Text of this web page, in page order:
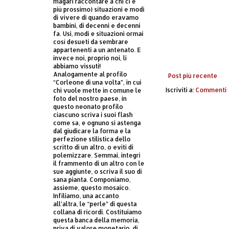
Post più recente
Iscriviti a:
più prossimo) situazioni e modi
di vivere di quando eravamo
bambini, di decenni e decenni
fa. Usi, modi e situazioni ormai
così desueti da sembrare
appartenenti a un antenato. E
invece noi, proprio noi, li
abbiamo vissuti!
Analogamente al profilo
“Corleone di una volta”, in cui
chi vuole mette in comune le
foto del nostro paese, in
questo neonato profilo
ciascuno scriva i suoi flash
come sa, e ognuno si astenga
dal giudicare la forma e la
perfezione stilistica dello
scritto di un altro, o eviti di
polemizzare. Semmai, integri
il frammento di un altro con le
sue aggiunte, o scriva il suo di
sana pianta. Componiamo,
assieme, questo mosaico.
Infiliamo, una accanto
all’altra, le “perle” di questa
collana di ricordi. Costituiamo
questa banca della memoria,